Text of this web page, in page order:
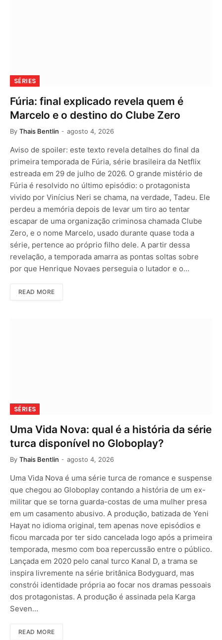
SÉRIES
Fúria: final explicado revela quem é
Marcelo e o destino do Clube Zero
By Thais Bentlin agosto 4, 2026
Aviso de spoiler: este texto revela detalhes do final da
primeira temporada de Fúria, série brasileira da Netflix
estreada em 29 de julho de 2026. O grande mistério de
Fúria é resolvido no último episódio: o protagonista
vivido por Vinícius Neri se chama, na verdade, Tadeu. Ele
perdeu a memória depois de levar um tiro ao tentar
escapar de uma organização criminosa chamada Clube
Zero, e o nome Marcelo, usado durante quase toda a
série, pertence ao próprio filho dele. A partir dessa
revelação, a temporada amarra as pontas soltas sobre
por que Henrique Novaes perseguia o lutador e o…
READ MORE
SÉRIES
Uma Vida Nova: qual é a história da série
turca disponível no Globoplay?
By Thais Bentlin agosto 4, 2026
Uma Vida Nova é uma série turca de romance e suspense
que chegou ao Globoplay contando a história de um ex-
militar que se torna guarda-costas de uma mulher presa
em um casamento abusivo. A produção, batizada de Yeni
Hayat no idioma original, tem apenas nove episódios e
ficou marcada por ter sido cancelada logo após a primeira
temporada, mesmo com boa repercussão entre o público.
Lançada em 2020 pelo canal turco Kanal D, a trama se
inspira livremente na série britânica Bodyguard, mas
constrói identidade própria ao focar nos dramas pessoais
dos protagonistas. A produção é assinada pela Karga
Seven…
READ MORE